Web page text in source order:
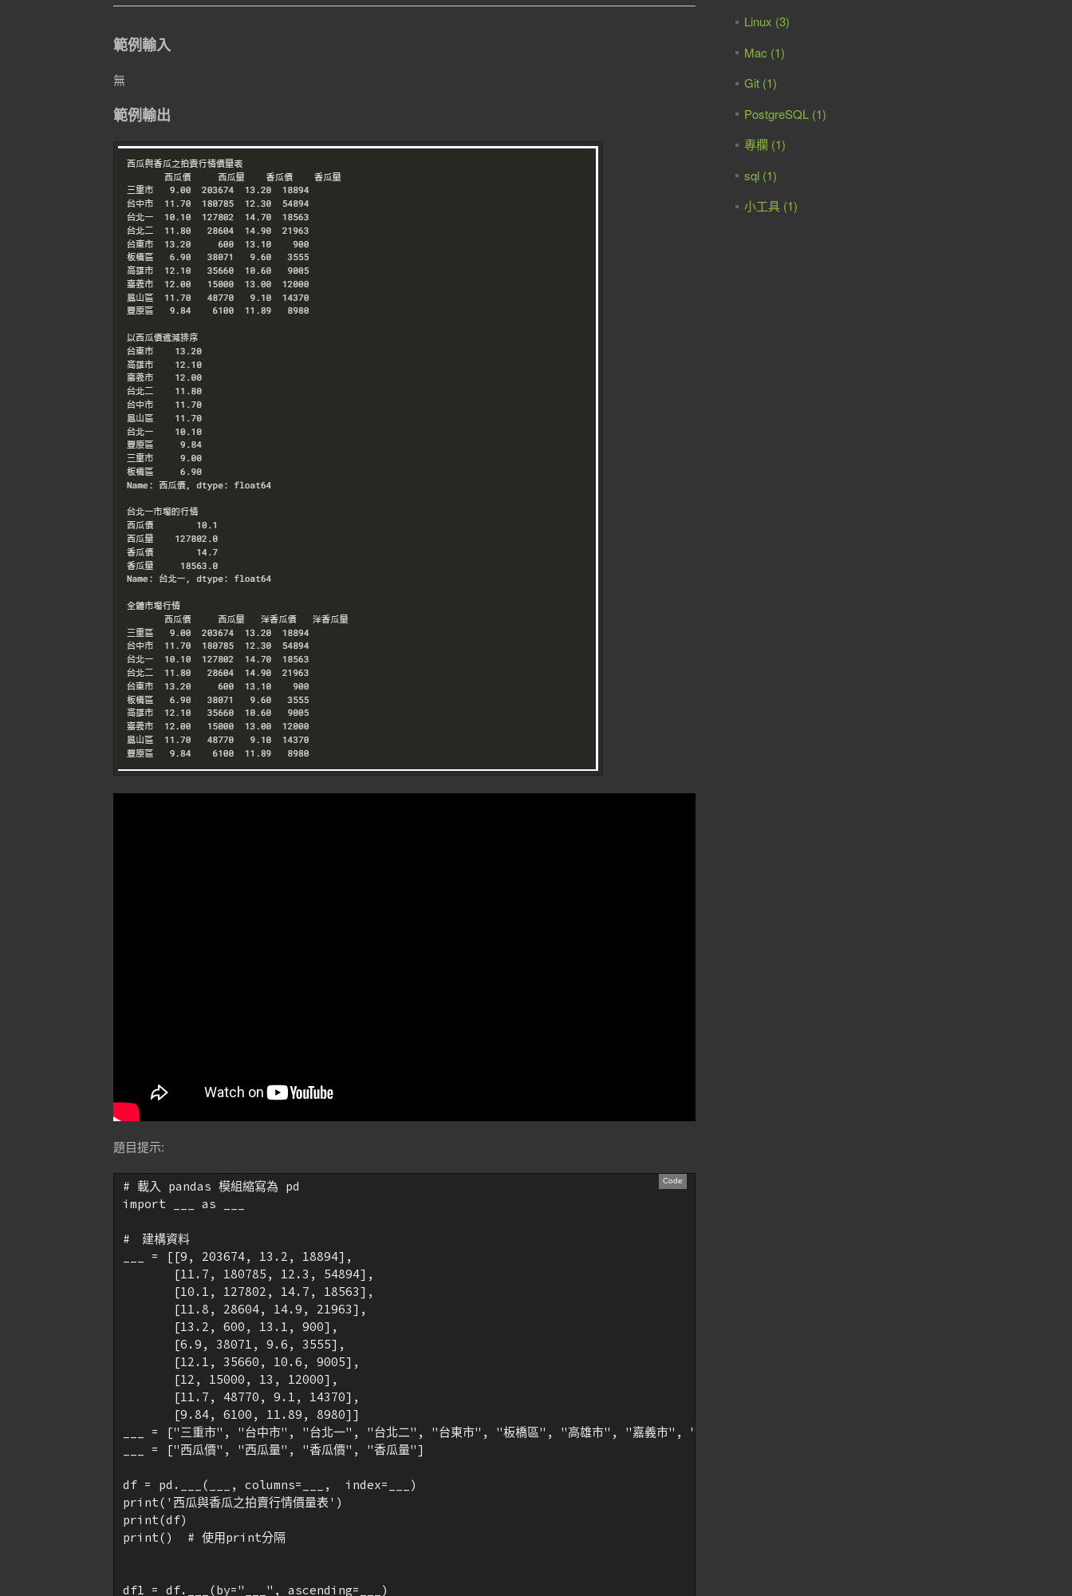
範例輸入
無
範例輸出
題目提示:
# 載入 pandas 模組縮寫為 pd
import ___ as ___
#　建構資料
___ = [[9, 203674, 13.2, 18894],
       [11.7, 180785, 12.3, 54894],
       [10.1, 127802, 14.7, 18563],
       [11.8, 28604, 14.9, 21963],
       [13.2, 600, 13.1, 900],
       [6.9, 38071, 9.6, 3555],
       [12.1, 35660, 10.6, 9005],
       [12, 15000, 13, 12000],
       [11.7, 48770, 9.1, 14370],
       [9.84, 6100, 11.89, 8980]]
___ = ["三重市", "台中市", "台北一", "台北二", "台東市", "板橋區", "高雄市", "嘉義市", "鳳山區", "豐原區"]
___ = ["西瓜價", "西瓜量", "香瓜價", "香瓜量"]
df = pd.___(___, columns=___,  index=___)
print('西瓜與香瓜之拍賣行情價量表')
print(df)
print()  # 使用print分隔
df1 = df.___(by="___", ascending=___)
Linux (3)
Mac (1)
Git (1)
PostgreSQL (1)
專欄 (1)
sql (1)
小工具 (1)